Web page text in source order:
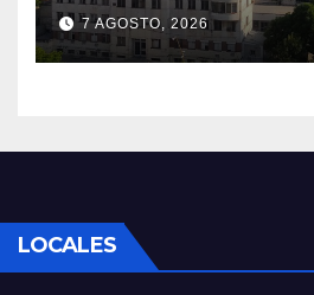
7 AGOSTO, 2026
LOCALES